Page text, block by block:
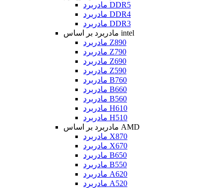
مادربرد DDR5
مادربرد DDR4
مادربرد DDR3
مادربرد بر اساس intel
مادربرد Z890
مادربرد Z790
مادربرد Z690
مادربرد Z590
مادربرد B760
مادربرد B660
مادربرد B560
مادربرد H610
مادربرد H510
مادربرد بر اساس AMD
مادربرد X870
مادربرد X670
مادربرد B650
مادربرد B550
مادربرد A620
مادربرد A520